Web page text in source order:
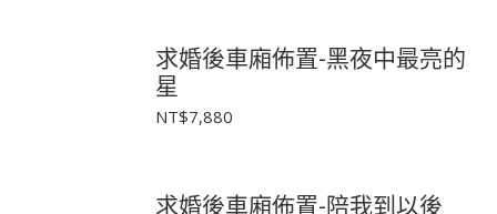
求婚後車廂佈置-黑夜中最亮的
星
NT$7,880
求婚後車廂佈置-陪我到以後